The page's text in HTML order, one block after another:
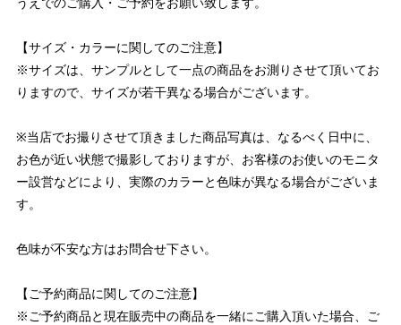
【サイズ・カラーに関してのご注意】
※サイズは、サンプルとして一点の商品をお測りさせて頂いてお
りますので、サイズが若干異なる場合がございます。
※当店でお撮りさせて頂きました商品写真は、なるべく日中に、
お色が近い状態で撮影しておりますが、お客様のお使いのモニタ
ー設営などにより、実際のカラーと色味が異なる場合がございま
す。
色味が不安な方はお問合せ下さい。
【ご予約商品に関してのご注意】
※ご予約商品と現在販売中の商品を一緒にご購入頂いた場合、ご